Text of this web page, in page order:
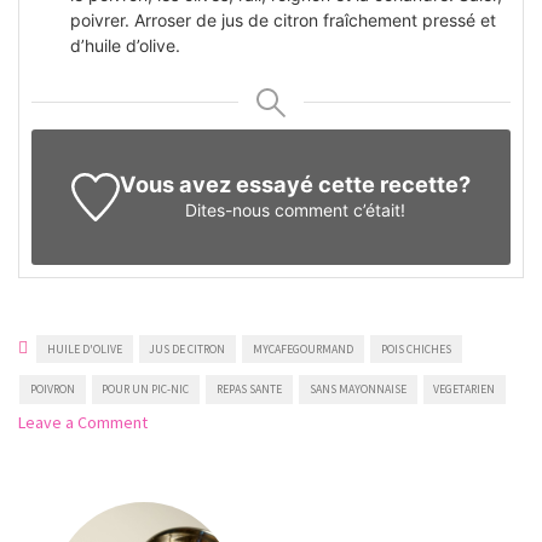
poivrer. Arroser de jus de citron fraîchement pressé et
d’huile d’olive.
Vous avez essayé cette recette?
Dites-nous comment c’était!
HUILE D'OLIVE JUS DE CITRON MYCAFEGOURMAND POIS CHICHES
POIVRON POUR UN PIC-NIC REPAS SANTE SANS MAYONNAISE VEGETARIEN
Leave a Commenton
chiches